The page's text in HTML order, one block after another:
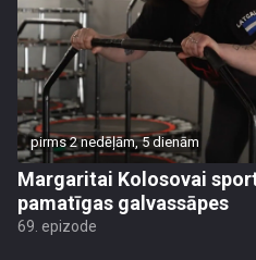
pirms 2 nedēļām, 5 dienām
Margaritai Kolosovai
pamatīgas galvassāpes
69. epizode